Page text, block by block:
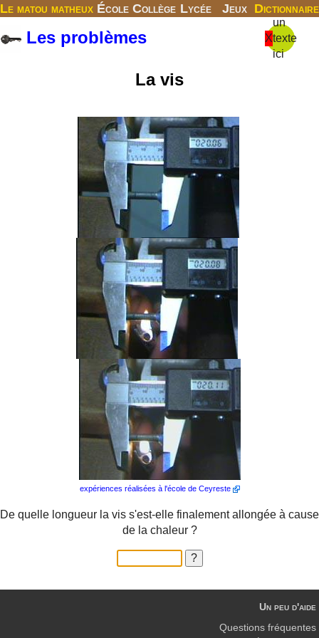
Le matou matheux École Collège Lycée Jeux Dictionnaire
X
un
texte
ici
Les problèmes
La vis
expériences réalisées à l'école de Ceyreste
De quelle longueur la vis s'est-elle finalement allongée à cause
de la chaleur ?
Un peu d'aide
Questions fréquentes